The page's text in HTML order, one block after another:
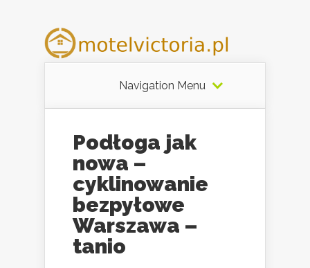
Navigation Menu
Podłoga jak
nowa –
cyklinowanie
bezpyłowe
Warszawa –
tanio